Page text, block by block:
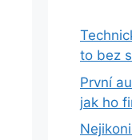
to bez
První
jak ho